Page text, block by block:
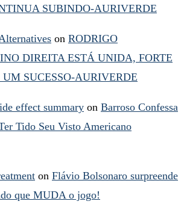
SUBINDO-AURIVERDE
on RODRIGO
DIREITA ESTÁ UNIDA, FORTE
UM SUCESSO-AURIVERDE
effect summary on Barroso Confessa
Tido Seu Visto Americano
on Flávio Bolsonaro surpreende
que MUDA o jogo!